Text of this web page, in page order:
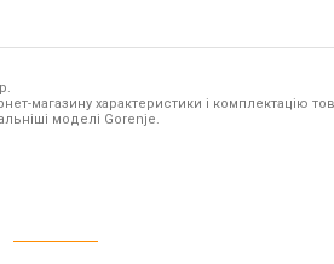
магазину характеристики і комплектацію
моделі Gorenje.